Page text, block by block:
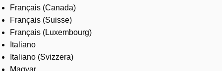
Français (Canada)
Français (Suisse)
Français (Luxembourg)
Italiano
Italiano (Svizzera)
Magyar